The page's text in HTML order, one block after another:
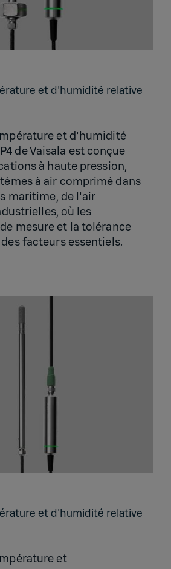
et d'hu­mi­dité rela­tive
et d'humidité
de Vaisala est conçue
à haute pression,
à air comprimé dans
maritime, de l'air
où les
mesure et la tolérance
facteurs essentiels.
et d'hu­mi­dité rela­tive
et